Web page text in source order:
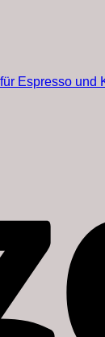
Espresso und